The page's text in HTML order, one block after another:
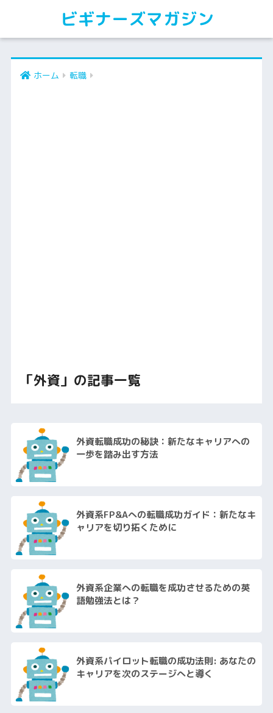
ビギナーズマガジン
ホーム 転職
「外資」の記事一覧
外資転職成功の秘訣：新たなキャリアへの
一歩を踏み出す方法
外資系FP&Aへの転職成功ガイド：新たなキ
ャリアを切り拓くために
外資系企業への転職を成功させるための英
語勉強法とは？
外資系パイロット転職の成功法則: あなたの
キャリアを次のステージへと導く